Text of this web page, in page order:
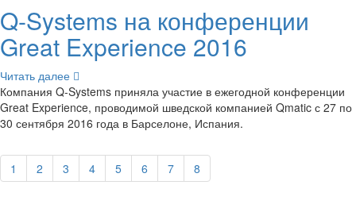
Q-​Systems на кон­фе­рен­ции
Great Experience 2016
Чи­тать далее
Ком­па­ния Q-​Systems при­ня­ла уча­стие в еже­год­ной кон­фе­рен­ции
Great Experience, про­во­ди­мой швед­ской ком­па­ни­ей Qmatic с 27 по
30 сен­тяб­ря 2016 года в Бар­се­лоне, Ис­па­ния.
1 2 3 4 5 6 7 8